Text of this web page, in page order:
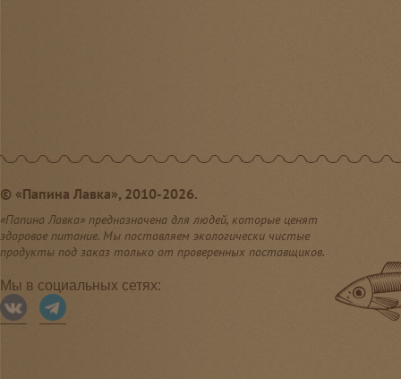
© «Папина Лавка», 2010-2026.
«Папина Лавка» предназначена для людей, которые ценят
здоровое питание. Мы поставляем экологически чистые
продукты под заказ только от проверенных поставщиков.
Мы в социальных сетях: